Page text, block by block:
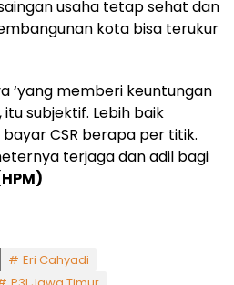
usaha tetap sehat dan
kota bisa terukur
‘yang memberi keuntungan
subjektif. Lebih baik
CSR berapa per titik.
terjaga dan adil bagi
Eri Cahyadi